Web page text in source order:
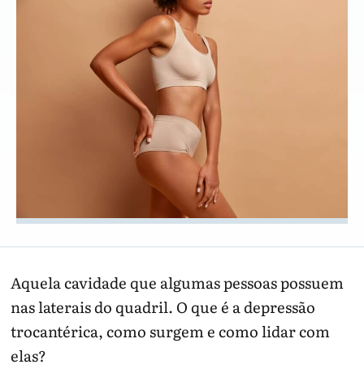
Aquela cavidade que algumas pessoas possuem
nas laterais do quadril. O que é a depressão
trocantérica, como surgem e como lidar com
elas?